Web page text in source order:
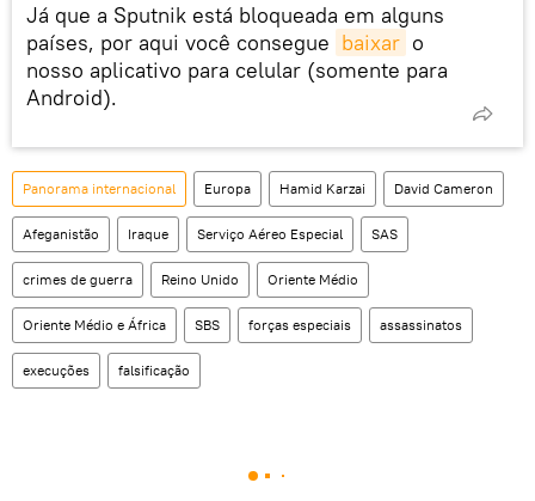
Já que a Sputnik está bloqueada em alguns
países, por aqui você consegue baixar o
nosso aplicativo para celular (somente para
Android).
Panorama internacional Europa Hamid Karzai David Cameron
Afeganistão Iraque Serviço Aéreo Especial SAS
crimes de guerra Reino Unido Oriente Médio
Oriente Médio e África SBS forças especiais assassinatos
execuções falsificação